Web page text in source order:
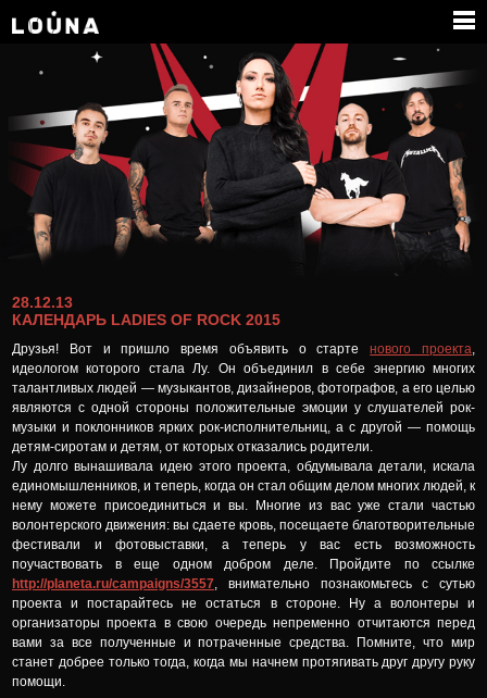
МЕДИА
КОНТАКТЫ
28.12.13
КАЛЕНДАРЬ LADIES OF ROCK 2015
Друзья! Вот и пришло время объявить о стартенового проекта,
идеологом которого стала Лу. Он объединил в себе энергию многих
талантливых людей — музыкантов, дизайнеров, фотографов, а его целью
являются с одной стороны положительные эмоции у слушателей рок-
музыки и поклонников ярких рок-исполнительниц, а с другой — помощь
детям-сиротам и детям, от которых отказались родители.
Лу долго вынашивала идею этого проекта, обдумывала детали, искала
единомышленников, и теперь, когда он стал общим делом многих людей, к
нему можете присоединиться и вы. Многие из вас уже стали частью
волонтерского движения: вы сдаете кровь, посещаете благотворительные
фестивали и фотовыставки, а теперь у вас есть возможность
поучаствовать в еще одном добром деле. Пройдите по ссылке
http://planeta.ru/campaigns/3557, внимательно познакомьтесь с сутью
проекта и постарайтесь не остаться в стороне. Ну а волонтеры и
организаторы проекта в свою очередь непременно отчитаются перед
вами за все полученные и потраченные средства. Помните, что мир
станет добрее только тогда, когда мы начнем протягивать друг другу руку
помощи.